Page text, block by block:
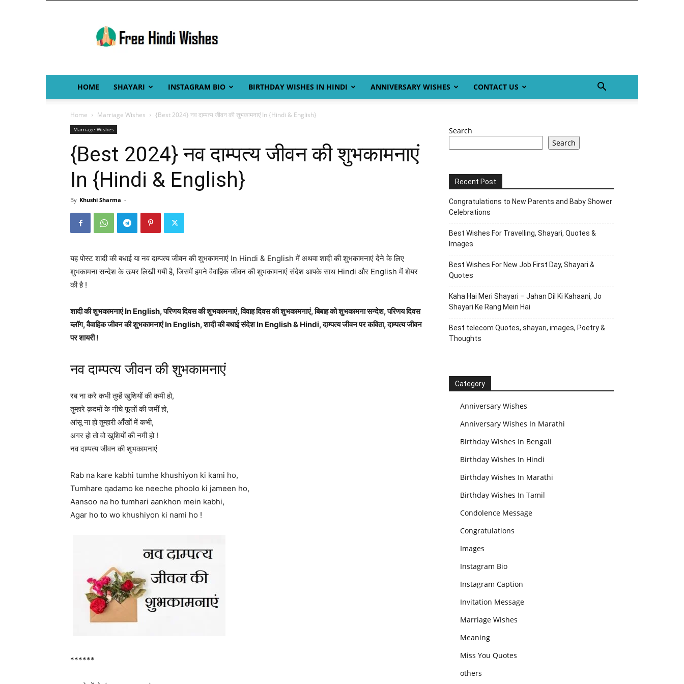
Hindi
Wishes
HOME SHAYARI INSTAGRAM BIO BIRTHDAY WISHES IN HINDI ANNIVERSARY WISHES CONTACT US
Home Marriage Wishes {Best 2024} नव दाम्पत्य जीवन की शुभकामनाएं In {Hindi & English}
Marriage Wishes
{Best 2024} नव दाम्पत्य जीवन की शुभकामनाएं
In {Hindi & English}
By Khushi Sharma -
यह पोस्ट शादी की बधाई या नव दाम्पत्य जीवन की शुभकामनाएं In Hindi & English में अथवा शादी की शुभकामनाएं देने के लिए
शुभकामना सन्देश के ऊपर लिखी गयी है, जिसमें हमने वैवाहिक जीवन की शुभकामनाएं संदेश आपके साथ Hindi और English में शेयर
की है !
शादी की शुभकामनाएं In English, परिणय दिवस की शुभकामनाएं, विवाह दिवस की शुभकामनाएं, बिबाह को शुभकामना सन्देश, परिणय दिवस
ब्लॉग, वैवाहिक जीवन की शुभकामनाएं In English, शादी की बधाई संदेश In English & Hindi, दाम्पत्य जीवन पर कविता, दाम्पत्य जीवन
पर शायरी !
नव दाम्पत्य जीवन की शुभकामनाएं
रब ना करे कभी तुम्हें खुशियों की कमी हो,
तुम्हारे क़दमों के नीचे फूलों की जमीं हो,
आंसू ना हो तुम्हारी आँखों में कभी,
अगर हो तो वो खुशियों की नमी हो !
नव दाम्पत्य जीवन की शुभकामनाएं
Rab na kare kabhi tumhe khushiyon ki kami ho,
Tumhare qadamo ke neeche phoolo ki jameen ho,
Aansoo na ho tumhari aankhon mein kabhi,
Agar ho to wo khushiyon ki nami ho !
******
Search
Search
Recent Post
Congratulations to New Parents and Baby Shower
Celebrations
Best Wishes For Travelling, Shayari, Quotes &
Images
Best Wishes For New Job First Day, Shayari &
Quotes
Kaha Hai Meri Shayari – Jahan Dil Ki Kahaani, Jo
Shayari Ke Rang Mein Hai
Best telecom Quotes, shayari, images, Poetry &
Thoughts
Category
Anniversary Wishes
Anniversary Wishes In Marathi
Birthday Wishes In Bengali
Birthday Wishes In Hindi
Birthday Wishes In Marathi
Birthday Wishes In Tamil
Condolence Message
Congratulations
Images
Instagram Bio
Instagram Caption
Invitation Message
Marriage Wishes
Meaning
Miss You Quotes
others